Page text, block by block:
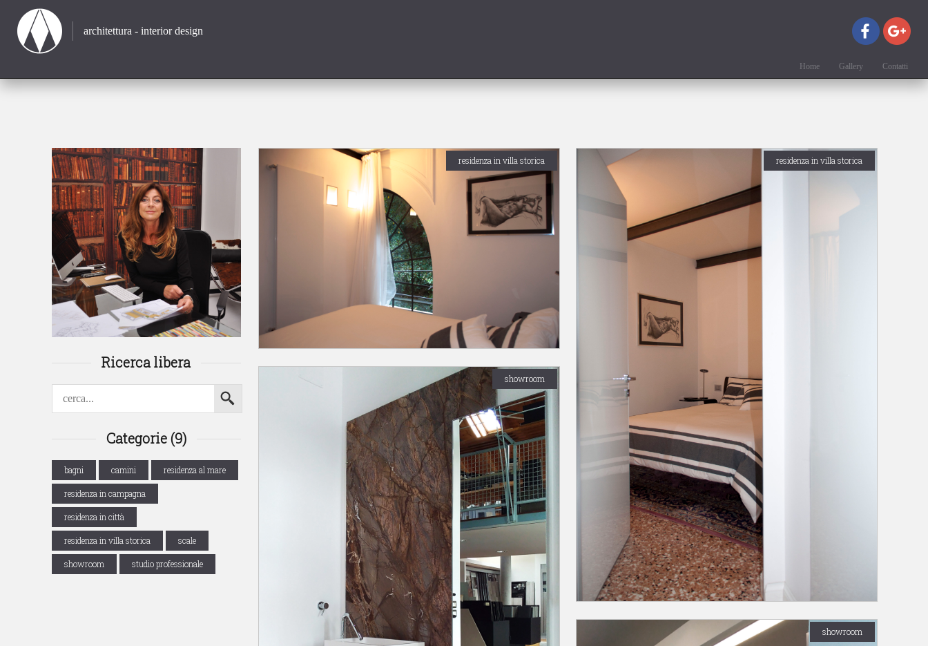
architettura - interior design
Home Gallery Contatti
Ricerca libera
Categorie (9)
bagni camini residenza al mare
residenza in campagna
residenza in città
residenza in villa storica scale
showroom studio professionale
residenza in villa storica residenza in villa storica
showroom
showroom